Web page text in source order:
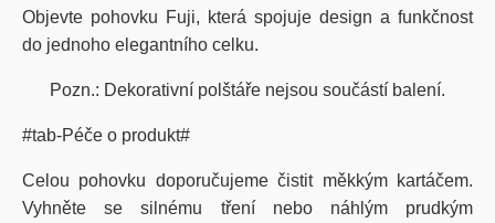
Objevte pohovku Fuji, která spojuje design a funkčnost
do jednoho elegantního celku.
Pozn.: Dekorativní polštáře nejsou součástí balení.
#tab-Péče o produkt#
Celou pohovku doporučujeme čistit měkkým kartáčem.
Vyhněte se silnému tření nebo náhlým prudkým